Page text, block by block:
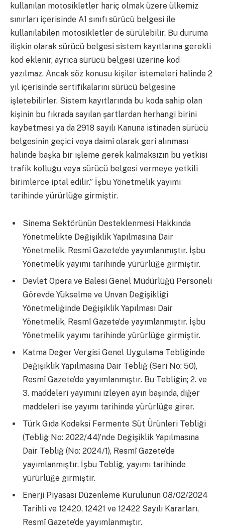
kullanılan motosikletler hariç olmak üzere ülkemiz
sınırları içerisinde A1 sınıfı sürücü belgesi ile
kullanılabilen motosikletler de sürülebilir. Bu duruma
ilişkin olarak sürücü belgesi sistem kayıtlarına gerekli
kod eklenir, ayrıca sürücü belgesi üzerine kod
yazılmaz. Ancak söz konusu kişiler istemeleri halinde 2
yıl içerisinde sertifikalarını sürücü belgesine
işletebilirler. Sistem kayıtlarında bu koda sahip olan
kişinin bu fıkrada sayılan şartlardan herhangi birini
kaybetmesi ya da 2918 sayılı Kanuna istinaden sürücü
belgesinin geçici veya daimî olarak geri alınması
halinde başka bir işleme gerek kalmaksızın bu yetkisi
trafik kolluğu veya sürücü belgesi vermeye yetkili
birimlerce iptal edilir.” İşbu Yönetmelik yayımı
tarihinde yürürlüğe girmiştir.
Sinema Sektörünün Desteklenmesi Hakkında
Yönetmelikte Değişiklik Yapılmasına Dair
Yönetmelik, Resmî Gazete’de yayımlanmıştır. İşbu
Yönetmelik yayımı tarihinde yürürlüğe girmiştir.
Devlet Opera ve Balesi Genel Müdürlüğü Personeli
Görevde Yükselme ve Unvan Değişikliği
Yönetmeliğinde Değişiklik Yapılması Dair
Yönetmelik, Resmî Gazete’de yayımlanmıştır. İşbu
Yönetmelik yayımı tarihinde yürürlüğe girmiştir.
Katma Değer Vergisi Genel Uygulama Tebliğinde
Değişiklik Yapılmasına Dair Tebliğ (Seri No: 50),
Resmî Gazete’de yayımlanmıştır. Bu Tebliğin; 2. ve
3. maddeleri yayımını izleyen ayın başında, diğer
maddeleri ise yayımı tarihinde yürürlüğe girer.
Türk Gıda Kodeksi Fermente Süt Ürünleri Tebliği
(Tebliğ No: 2022/44)’nde Değişiklik Yapılmasına
Dair Tebliğ (No: 2024/1), Resmî Gazete’de
yayımlanmıştır. İşbu Tebliğ, yayımı tarihinde
yürürlüğe girmiştir.
Enerji Piyasası Düzenleme Kurulunun 08/02/2024
Tarihli ve 12420, 12421 ve 12422 Sayılı Kararları,
Resmî Gazete’de yayımlanmıştır.